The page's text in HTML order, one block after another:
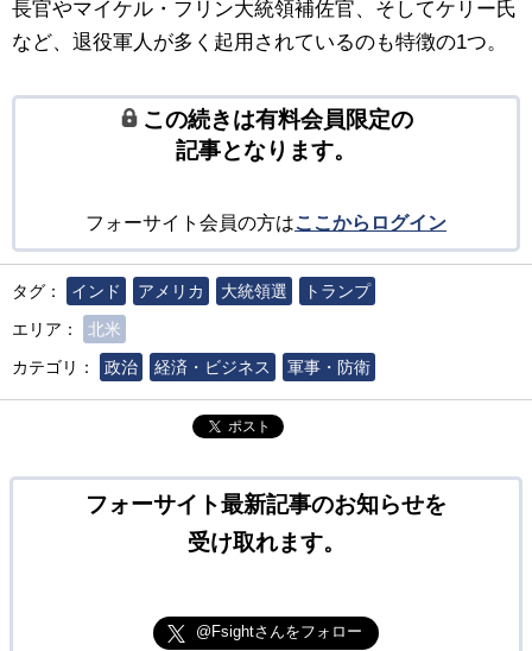
長官やマイケル・フリン大統領補佐官、そしてケリー氏
など、退役軍人が多く起用されているのも特徴の1つ。
この続きは有料会員限定の
記事となります。
フォーサイト会員の方はここからログイン
タグ： インド アメリカ 大統領選
トランプ
エリア：
北米
カテゴリ：
政治 経済・ビジネス 軍事・防衛
ポスト
フォーサイト最新記事のお知らせを
受け取れます。
@Fsightさんをフォロー